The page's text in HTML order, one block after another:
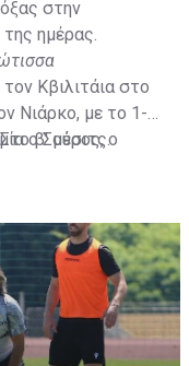
στην
ημέρας.
Κβιλιτάια στο
Νιάρκο, με το 1-1
β' μέρος, ο
ο Σούσιτς.